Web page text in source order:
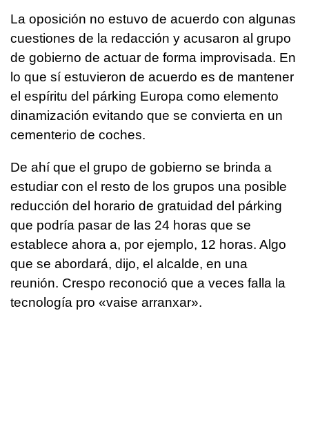
La oposición no estuvo de acuerdo con algunas
cuestiones de la redacción y acusaron al grupo
de gobierno de actuar de forma improvisada. En
lo que sí estuvieron de acuerdo es de mantener
el espíritu del párking Europa como elemento
dinamización evitando que se convierta en un
cementerio de coches.
De ahí que el grupo de gobierno se brinda a
estudiar con el resto de los grupos una posible
reducción del horario de gratuidad del párking
que podría pasar de las 24 horas que se
establece ahora a, por ejemplo, 12 horas. Algo
que se abordará, dijo, el alcalde, en una
reunión. Crespo reconoció que a veces falla la
tecnología pro «vaise arranxar».